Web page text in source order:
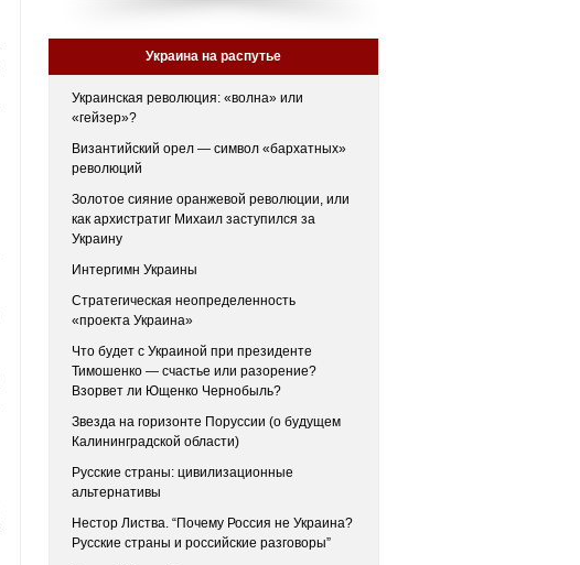
Украина на распутье
Украинская революция: «волна» или
«гейзер»?
Византийский орел — символ «бархатных»
революций
Золотое сияние оранжевой революции, или
как архистратиг Михаил заступился за
Украину
Интергимн Украины
Стратегическая неопределенность
«проекта Украина»
Что будет с Украиной при президенте
Тимошенко — счастье или разорение?
Взорвет ли Ющенко Чернобыль?
Звезда на горизонте Поруссии (о будущем
Калининградской области)
Русские страны: цивилизационные
альтернативы
Нестор Листва. “Почему Россия не Украина?
Русские страны и российские разговоры”